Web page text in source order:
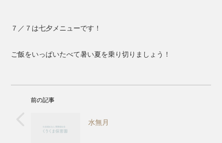
７／７は七夕メニューです！
ご飯をいっぱいたべて暑い夏を乗り切りましょう！
前の記事
水無月